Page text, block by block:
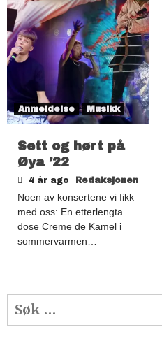
Anmeldelse Musikk
Sett og hørt på
Øya ’22
4 år ago Redaksjonen
Noen av konsertene vi fikk
med oss: En etterlengta
dose Creme de Kamel i
sommervarmen…
Søk
etter: